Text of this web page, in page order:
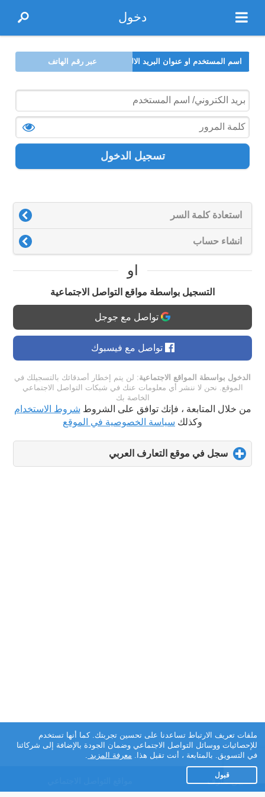
دخول
اسم المستخدم او عنوان البريد الالكتروني عبر رقم الهاتف
تسجيل الدخول
استعادة كلمة السر
انشاء حساب
او
التسجيل بواسطة مواقع التواصل الاجتماعية
تواصل مع جوجل
تواصل مع فيسبوك
الدخول بواسطة المواقع الاجتماعية: لن يتم إخطار أصدقائك بالتسجيلك في
الموقع. نحن لا ننشر أي معلومات عنك في شبكات التواصل الاجتماعي
الخاصة بك
من خلال المتابعة ، فإنك توافق على الشروط شروط الاستخدام
وكذلك سياسة الخصوصية في الموقع
سجل في موقع التعارف العربي
to
تطبيق تعارف
ملفات تعريف الارتباط تساعدنا على تحسين تجربتك. كما أنها تستخدم
للإحصائيات ووسائل التواصل الاجتماعي وضمان الجودة بالإضافة إلى شركائنا
في التسويق. بالمتابعة ، أنت تقبل هذا. معرفة المزيد .
قبول